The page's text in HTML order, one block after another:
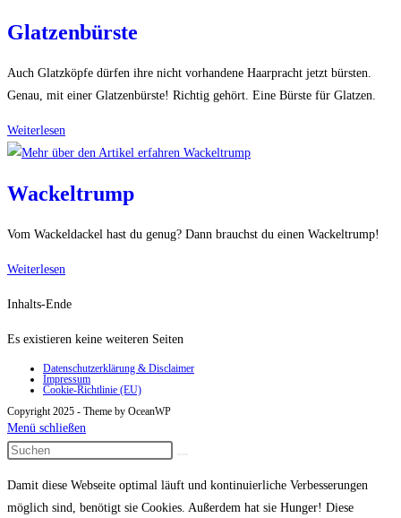
Glatzenbürste
Auch Glatzköpfe dürfen ihre nicht vorhandene Haarpracht jetzt bürsten.
Genau, mit einer Glatzenbürste! Richtig gehört. Eine Bürste für Glatzen.
Weiterlesen
Wackeltrump
Vom Wackeldackel hast du genug? Dann brauchst du einen Wackeltrump!
Weiterlesen
Inhalts-Ende
Es existieren keine weiteren Seiten
Datenschutzerklärung & Disclaimer
Impressum
Cookie-Richtlinie (EU)
Copyright 2025 - Theme by OceanWP
Menü schließen
Damit diese Webseite optimal läuft und kontinuierliche Verbesserungen
möglich sind, benötigt sie Cookies. Außerdem hat sie Hunger! Diese